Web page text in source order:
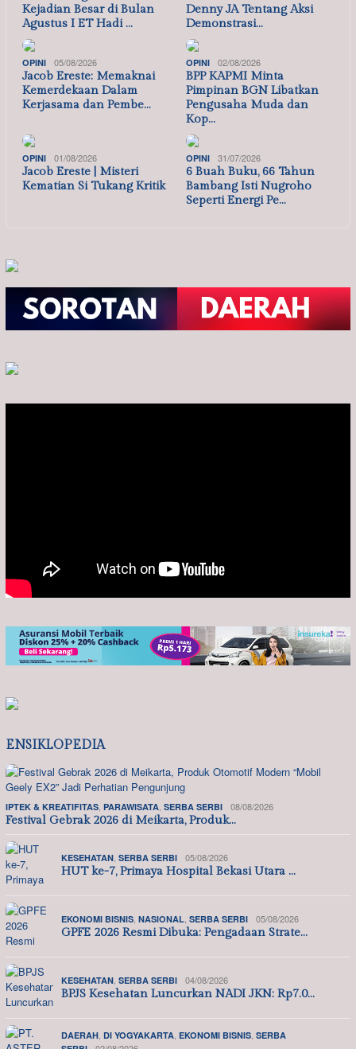
Kejadian Besar di Bulan
Agustus I ET Hadi …
Denny JA Tentang Aksi
Demonstrasi…
OPINI 05/08/2026
Jacob Ereste: Memaknai
Kemerdekaan Dalam
Kerjasama dan Pembe…
OPINI 02/08/2026
BPP KAPMI Minta
Pimpinan BGN Libatkan
Pengusaha Muda dan
Kop…
OPINI 01/08/2026
Jacob Ereste | Misteri
Kematian Si Tukang Kritik
OPINI 31/07/2026
6 Buah Buku, 66 Tahun
Bambang Isti Nugroho
Seperti Energi Pe…
ENSIKLOPEDIA
IPTEK & KREATIFITAS PARAWISATA SERBA SERBI 08/08/2026
Festival Gebrak 2026 di Meikarta, Produk…
KESEHATAN SERBA SERBI 05/08/2026
HUT ke-7, Primaya Hospital Bekasi Utara …
EKONOMI BISNIS NASIONAL SERBA SERBI 05/08/2026
GPFE 2026 Resmi Dibuka: Pengadaan Strate…
KESEHATAN SERBA SERBI 04/08/2026
BPJS Kesehatan Luncurkan NADI JKN: Rp7.0…
DAERAH DI YOGYAKARTA EKONOMI BISNIS SERBA